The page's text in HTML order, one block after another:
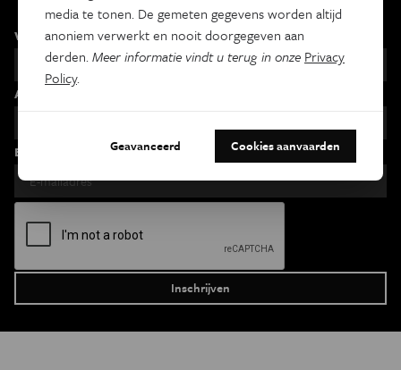
Voornaam
Achternaam
Email
media te tonen. De gemeten gegevens worden altijd
anoniem verwerkt en nooit doorgegeven aan
derden.Meer informatie vindt u terug in onze Privacy
Policy.
Geavanceerd Cookies aanvaarden